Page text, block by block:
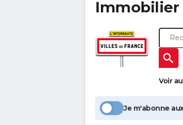
Immobilier
Voir
Je m'abonne